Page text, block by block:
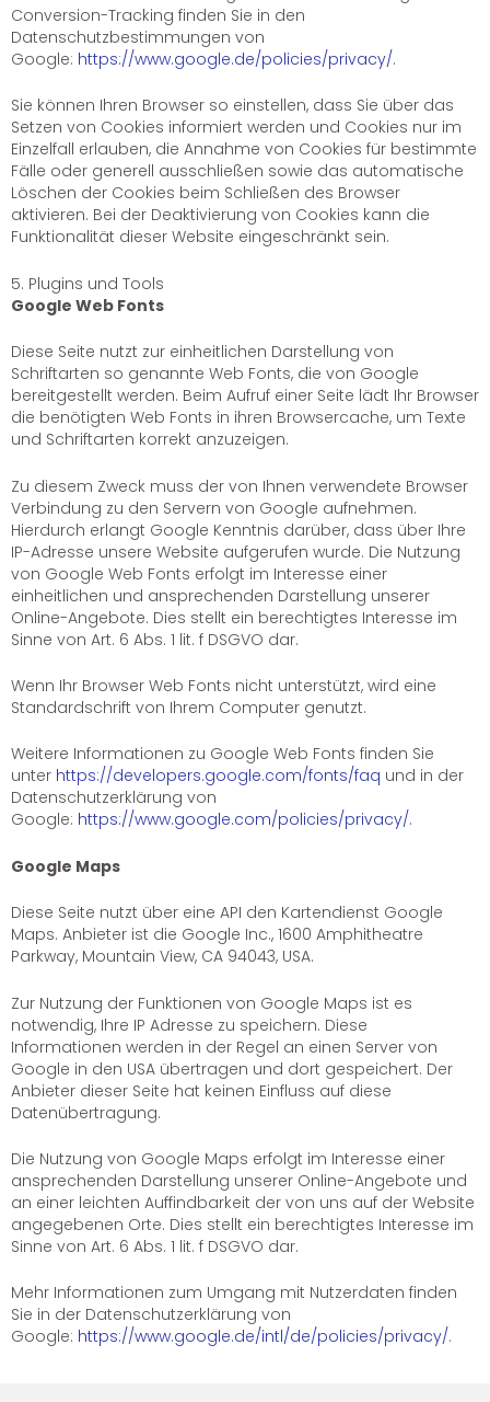
Conversion-Tracking finden Sie in den
Datenschutzbestimmungen von
Google: https://www.google.de/policies/privacy/.
Sie können Ihren Browser so einstellen, dass Sie über das
Setzen von Cookies informiert werden und Cookies nur im
Einzelfall erlauben, die Annahme von Cookies für bestimmte
Fälle oder generell ausschließen sowie das automatische
Löschen der Cookies beim Schließen des Browser
aktivieren. Bei der Deaktivierung von Cookies kann die
Funktionalität dieser Website eingeschränkt sein.
5. Plugins und Tools
Google Web Fonts
Diese Seite nutzt zur einheitlichen Darstellung von
Schriftarten so genannte Web Fonts, die von Google
bereitgestellt werden. Beim Aufruf einer Seite lädt Ihr Browser
die benötigten Web Fonts in ihren Browsercache, um Texte
und Schriftarten korrekt anzuzeigen.
Zu diesem Zweck muss der von Ihnen verwendete Browser
Verbindung zu den Servern von Google aufnehmen.
Hierdurch erlangt Google Kenntnis darüber, dass über Ihre
IP-Adresse unsere Website aufgerufen wurde. Die Nutzung
von Google Web Fonts erfolgt im Interesse einer
einheitlichen und ansprechenden Darstellung unserer
Online-Angebote. Dies stellt ein berechtigtes Interesse im
Sinne von Art. 6 Abs. 1 lit. f DSGVO dar.
Wenn Ihr Browser Web Fonts nicht unterstützt, wird eine
Standardschrift von Ihrem Computer genutzt.
Weitere Informationen zu Google Web Fonts finden Sie
unter https://developers.google.com/fonts/faq und in der
Datenschutzerklärung von
Google: https://www.google.com/policies/privacy/.
Google Maps
Diese Seite nutzt über eine API den Kartendienst Google
Maps. Anbieter ist die Google Inc., 1600 Amphitheatre
Parkway, Mountain View, CA 94043, USA.
Zur Nutzung der Funktionen von Google Maps ist es
notwendig, Ihre IP Adresse zu speichern. Diese
Informationen werden in der Regel an einen Server von
Google in den USA übertragen und dort gespeichert. Der
Anbieter dieser Seite hat keinen Einfluss auf diese
Datenübertragung.
Die Nutzung von Google Maps erfolgt im Interesse einer
ansprechenden Darstellung unserer Online-Angebote und
an einer leichten Auffindbarkeit der von uns auf der Website
angegebenen Orte. Dies stellt ein berechtigtes Interesse im
Sinne von Art. 6 Abs. 1 lit. f DSGVO dar.
Mehr Informationen zum Umgang mit Nutzerdaten finden
Sie in der Datenschutzerklärung von
Google: https://www.google.de/intl/de/policies/privacy/.